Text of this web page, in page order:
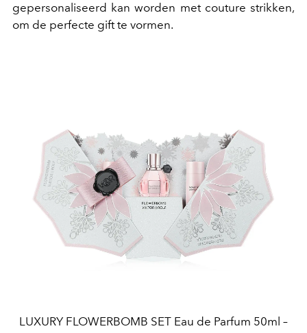
gepersonaliseerd kan worden met couture strikken,
om de perfecte gift te vormen.
LUXURY FLOWERBOMB SET Eau de Parfum 50ml –